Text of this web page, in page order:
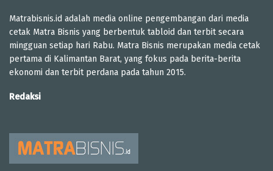
Matrabisnis.id adalah media online pengembangan dari media
cetak Matra Bisnis yang berbentuk tabloid dan terbit secara
mingguan setiap hari Rabu. Matra Bisnis merupakan media cetak
pertama di Kalimantan Barat, yang fokus pada berita-berita
ekonomi dan terbit perdana pada tahun 2015.
Redaksi